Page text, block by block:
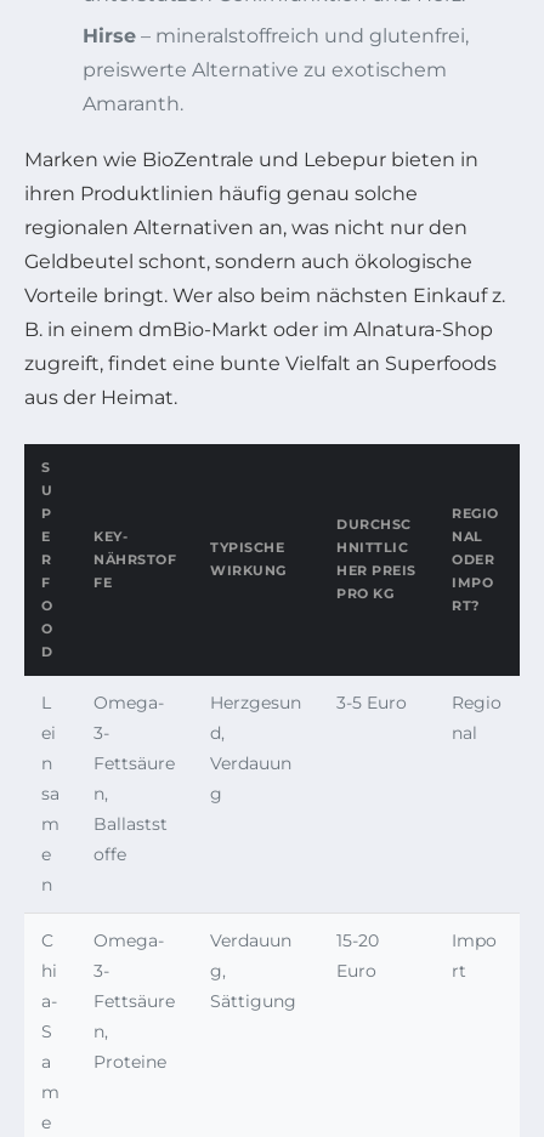
Hirse – mineralstoffreich und glutenfrei,
preiswerte Alternative zu exotischem
Amaranth.
Marken wie BioZentrale und Lebepur bieten in
ihren Produktlinien häufig genau solche
regionalen Alternativen an, was nicht nur den
Geldbeutel schont, sondern auch ökologische
Vorteile bringt. Wer also beim nächsten Einkauf z.
B. in einem dmBio-Markt oder im Alnatura-Shop
zugreift, findet eine bunte Vielfalt an Superfoods
aus der Heimat.
S
U
P
E
R
F
O
O
D
KEY-
NÄHRSTOF
FE
TYPISCHE
WIRKUNG
DURCHSC
HNITTLIC
HER PREIS
PRO KG
REGIO
NAL
ODER
IMPO
RT?
L
ei
n
sa
m
e
n
Omega-
3-
Fettsäure
n,
Ballastst
offe
Herzgesun
d,
Verdauun
g
3-5 Euro
Regio
nal
C
hi
a-
S
a
m
e
Omega-
3-
Fettsäure
n,
Proteine
Verdauun
g,
Sättigung
15-20
Euro
Impo
rt